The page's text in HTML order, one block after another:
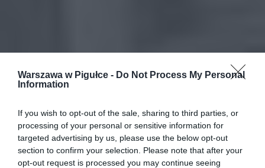
Warszawa w Pigułce - Do Not Process My Personal
Information
If you wish to opt-out of the sale, sharing to third parties, or
processing of your personal or sensitive information for
targeted advertising by us, please use the below opt-out
section to confirm your selection. Please note that after your
opt-out request is processed you may continue seeing